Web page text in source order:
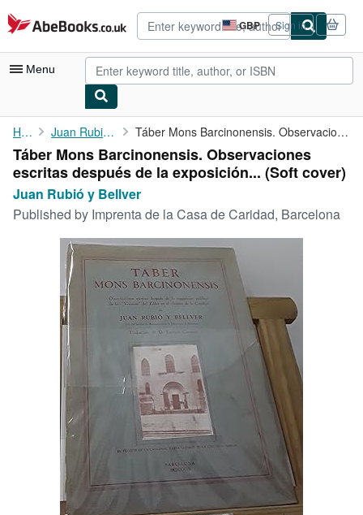
Skip to main content
AbeBooks.co.uk GBP
Site
shopping
preferences
Sign in
Menu
My Account
My Purchases
Advanced Search
Browse Collections
Rare Books
Art & Collectables
Textbooks
Start Selling
CLOSE
Home Juan Rubió y Bellver Táber Mons Barcinonensis. Observaciones escritas después de la ...
Táber Mons Barcinonensis. Observaciones
escritas después de la exposición... (Soft cover)
Juan Rubió y Bellver
Published by Imprenta de la Casa de Caridad, Barcelona